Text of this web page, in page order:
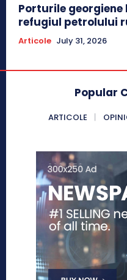
Porturile georgiene
refugiul petrolului
Articole July 31, 2026
Popular
ARTICOLE